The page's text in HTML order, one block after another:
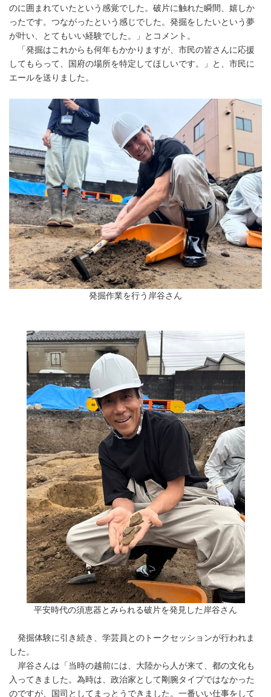
のに囲まれていたという感覚でした。破片に触れた瞬間、嬉しか
ったです。つながったという感じでした。発掘をしたいという夢
が叶い、とてもいい経験でした。」とコメント。
「発掘はこれからも何年もかかりますが、市民の皆さんに応援
してもらって、国府の場所を特定してほしいです。」と、市民に
エールを送りました。
発掘作業を行う岸谷さん
平安時代の須恵器とみられる破片を発見した岸谷さん
発掘体験に引き続き、学芸員とのトークセッションが行われま
した。
岸谷さんは「当時の越前には、大陸から人が来て、都の文化も
入ってきました。為時は、政治家として剛腕タイプではなかった
のですが、国司としてまっとうできました。一番いい仕事をして